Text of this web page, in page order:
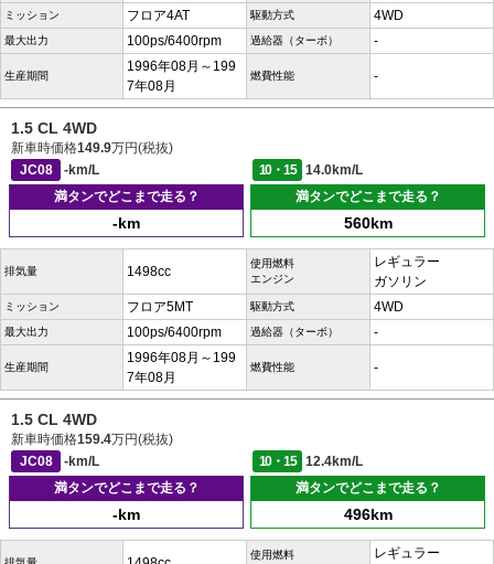
ミッション フロア4AT 駆動方式 4WD
最大出力 100ps/6400rpm 過給器（ターボ） -
生産期間
1996年08月～199
7年08月
燃費性能 -
1.5 CL 4WD
新車時価格149.9万円(税抜)
JC08
-km/L 10・15
14.0km/L
満タンでどこまで走る？
-km
満タンでどこまで走る？
560km
排気量 1498cc
使用燃料
エンジン
レギュラー
ガソリン
ミッション フロア5MT 駆動方式 4WD
最大出力 100ps/6400rpm 過給器（ターボ） -
生産期間
1996年08月～199
7年08月
燃費性能 -
1.5 CL 4WD
新車時価格159.4万円(税抜)
JC08
-km/L 10・15
12.4km/L
満タンでどこまで走る？
-km
満タンでどこまで走る？
496km
使用燃料
レギュラー